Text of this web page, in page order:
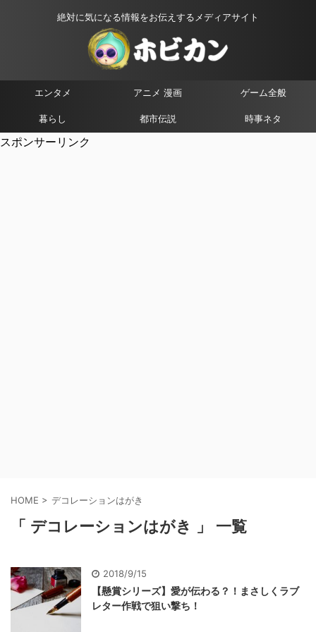
絶対に気になる情報をお伝えするメディアサイト
エンタメ アニメ 漫画 ゲーム全般
暮らし 都市伝説 時事ネタ
スポンサーリンク
HOME > デコレーションはがき
「 デコレーションはがき 」 一覧
2018/9/15
【懸賞シリーズ】愛が伝わる？！まさしくラブ
レター作戦で狙い撃ち！